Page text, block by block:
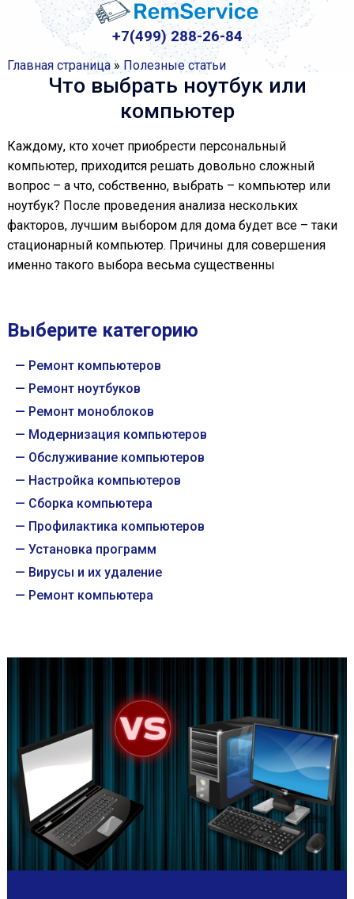
+7(499) 288-26-84
Выберите категорию
Ремонт компьютеров
Ремонт ноутбуков
Ремонт моноблоков
Модернизация компьютеров
Обслуживание компьютеров
Настройка компьютеров
Сборка компьютера
Профилактика компьютеров
Установка программ
Вирусы и их удаление
Ремонт компьютера
Главная страница» Полезные статьи
Что выбрать ноутбук или
компьютер
Каждому, кто хочет приобрести персональный
компьютер, приходится решать довольно сложный
вопрос – а что, собственно, выбрать – компьютер или
ноутбук? После проведения анализа нескольких
факторов, лучшим выбором для дома будет все – таки
стационарный компьютер. Причины для совершения
именно такого выбора весьма существенны